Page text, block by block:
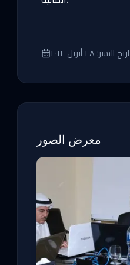
النشر: ٢٨ أبريل ٢٠١٢
معرض الصور